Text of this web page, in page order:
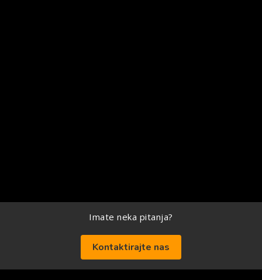
Imate neka pitanja?
Kontaktirajte nas